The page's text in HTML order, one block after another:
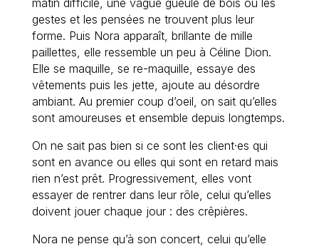
matin difficile, une vague gueule de bois où les
gestes et les pensées ne trouvent plus leur
forme. Puis Nora apparaît, brillante de mille
paillettes, elle ressemble un peu à Céline Dion.
Elle se maquille, se re-maquille, essaye des
vêtements puis les jette, ajoute au désordre
ambiant. Au premier coup d’oeil, on sait qu’elles
sont amoureuses et ensemble depuis longtemps.
On ne sait pas bien si ce sont les client·es qui
sont en avance ou elles qui sont en retard mais
rien n’est prêt. Progressivement, elles vont
essayer de rentrer dans leur rôle, celui qu’elles
doivent jouer chaque jour : des crêpières.
Nora ne pense qu’à son concert, celui qu’elle